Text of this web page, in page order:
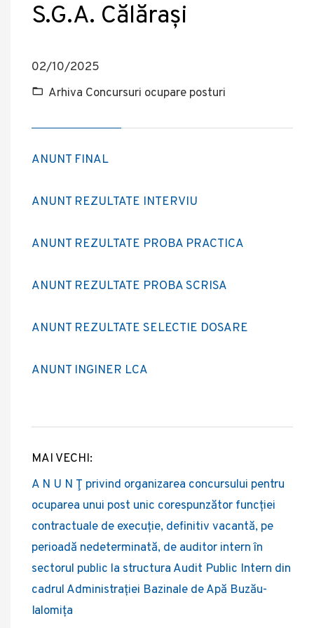
S.G.A. Călărași
02/10/2025
Arhiva Concursuri ocupare posturi
ANUNT FINAL
ANUNT REZULTATE INTERVIU
ANUNT REZULTATE PROBA PRACTICA
ANUNT REZULTATE PROBA SCRISA
ANUNT REZULTATE SELECTIE DOSARE
ANUNT INGINER LCA
Post
navigation
MAI VECHI:
A N U N Ţ privind organizarea concursului pentru
ocuparea unui post unic corespunzător funcției
contractuale de execuție, definitiv vacantă, pe
perioadă nedeterminată, de auditor intern în
sectorul public la structura Audit Public Intern din
cadrul Administrației Bazinale de Apă Buzău-
Ialomița